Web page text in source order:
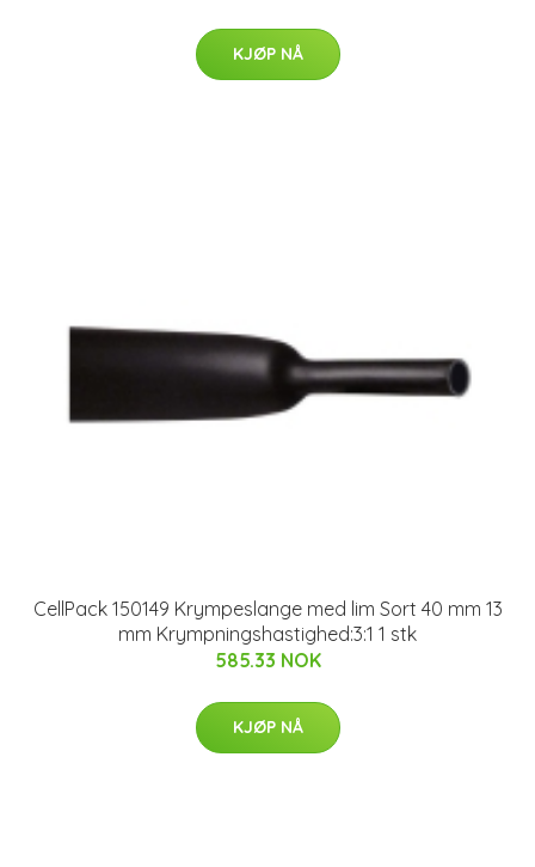
KJØP NÅ
CellPack 150149 Krympeslange med lim Sort 40 mm 13
mm Krympningshastighed:3:1 1 stk
585.33 NOK
KJØP NÅ